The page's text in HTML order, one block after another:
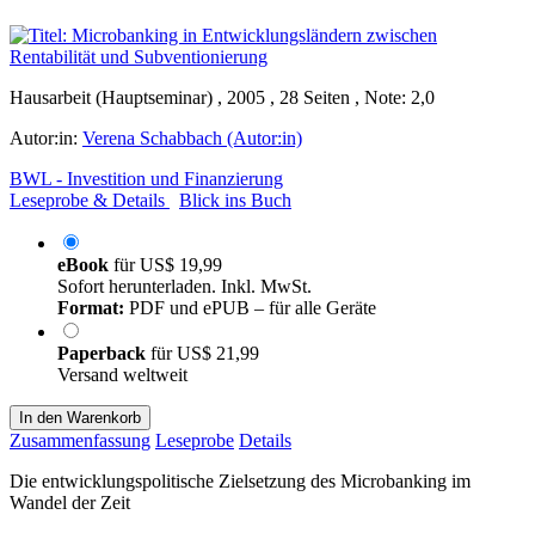
Hausarbeit (Hauptseminar) , 2005 , 28 Seiten , Note: 2,0
Autor:in: Verena Schabbach (Autor:in)
BWL - Investition und Finanzierung
Leseprobe & Details
Blick ins Buch
eBook fürUS$ 19,99
Sofort herunterladen. Inkl. MwSt.
Format: PDF und ePUB – für alle Geräte
Paperback fürUS$ 21,99
Versand weltweit
In den Warenkorb
Zusammenfassung Leseprobe Details
Die entwicklungspolitische Zielsetzung des Microbanking im
Wandel der Zeit